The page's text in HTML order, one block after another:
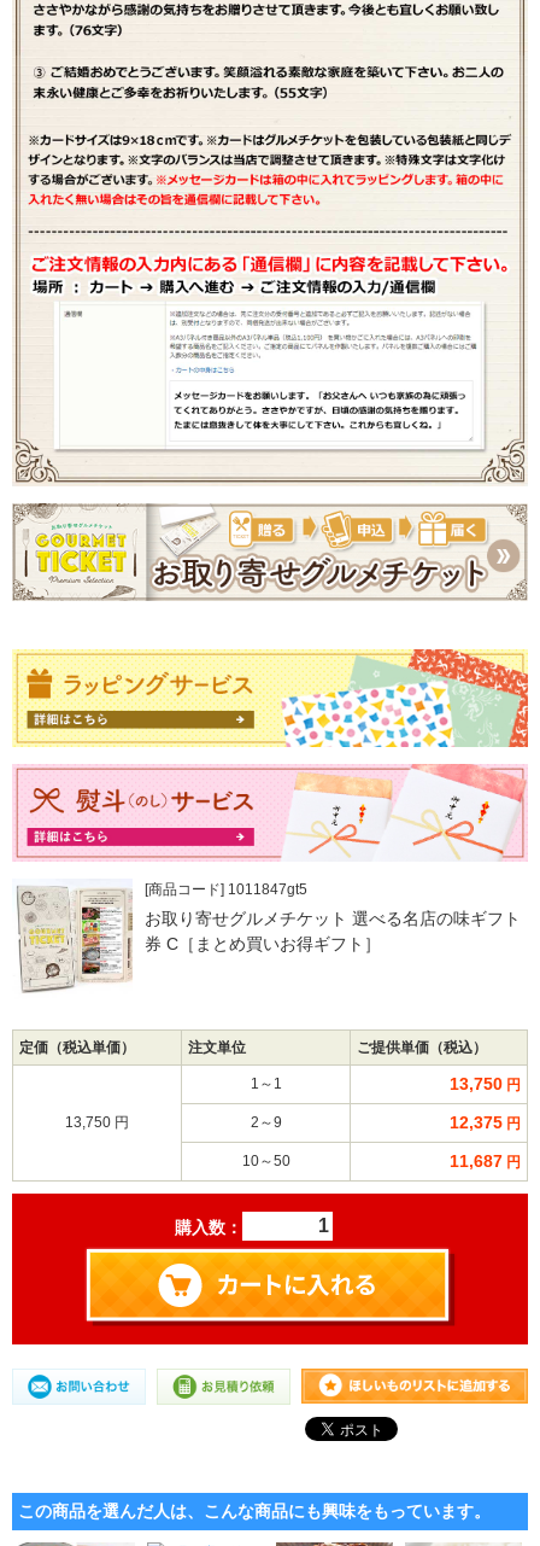
[商品コード] 1011847gt5
お取り寄せグルメチケット 選べる名店の味ギフト
券 C［まとめ買いお得ギフト］
定価（税込単価） 注文単位 ご提供単価（税込）
13,750 円
1～1 13,750 円
2～9 12,375 円
10～50 11,687 円
購入数：
この商品を選んだ人は、こんな商品にも興味をもっています。